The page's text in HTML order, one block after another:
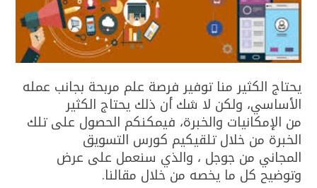
يحتاج الكثير منا توفير فرصة علم مربحة بجانب عمله
الأساسي، ولكن لا شك أن ذلك يحتاج الكثير
من الإمكانيات والخبرة، فيمكنكم الحصول على تلك
الخبرة من خلال تلقيكيم كورس التسويق
المجاني من جوجل ، والذي سنعمل على عرض
وتوضيح كل ما يخصه من خلال مقالنا.